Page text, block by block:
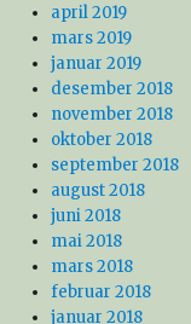
april 2019
mars 2019
januar 2019
desember 2018
november 2018
oktober 2018
september 2018
august 2018
juni 2018
mai 2018
mars 2018
februar 2018
januar 2018